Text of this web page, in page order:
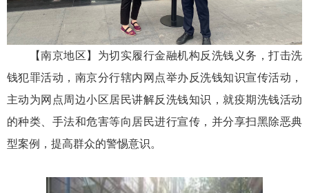
【南京地区】为切实履行金融机构反洗钱义务，打击洗
钱犯罪活动，南京分行辖内网点举办反洗钱知识宣传活动，
主动为网点周边小区居民讲解反洗钱知识，就疫期洗钱活动
的种类、手法和危害等向居民进行宣传，并分享扫黑除恶典
型案例，提高群众的警惕意识。